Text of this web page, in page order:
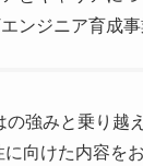
ンジニア育成事
強みと乗り越
向けた内容を